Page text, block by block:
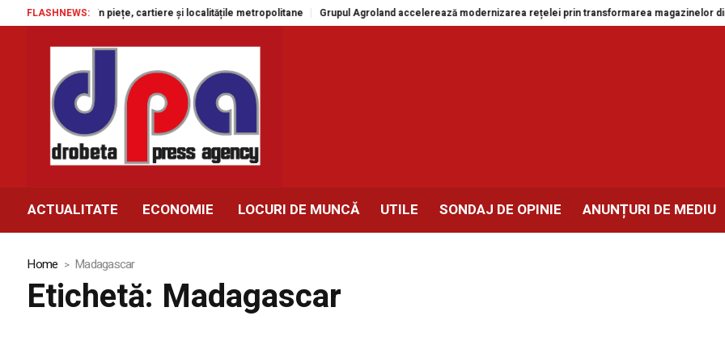
FLASHNEWS:
gratuite în piețe, cartiere și localitățile metropolitane Grupul Agroland accelerează modernizarea rețelei prin transformarea magazinelor din
ACTUALITATE ECONOMIE LOCURI DE MUNCĂ UTILE SONDAJ DE OPINIE ANUNȚURI DE MEDIU
Home Madagascar
Etichetă: Madagascar